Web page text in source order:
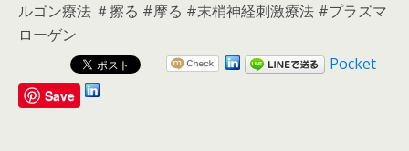
ルゴン療法 ＃擦る #摩る #末梢神経刺激療法 #プラズマ
ローゲン
Pocket
Save